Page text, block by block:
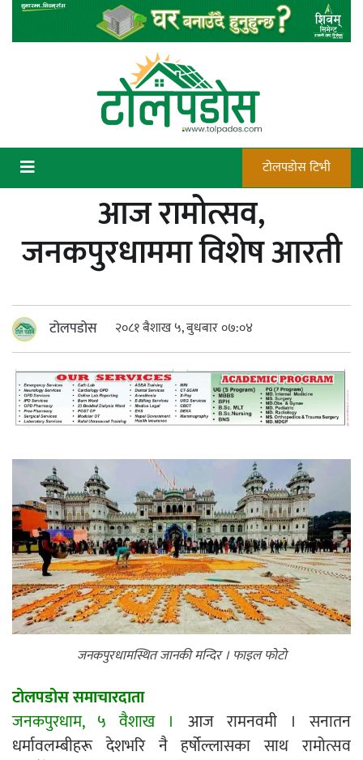
Skip
content
टोलपडोस टिभी
कन्चटमा पेस्तोल तेर्सिँदा पनि प्रयोग गर्न
सक्दैनन् डिएफओले गोली चलाउने अधिकार
न्याय सुनिश्चित गर्न सुरक्षा निकायको दायित्व
महत्त्वपूर्ण हुन्छ : मेयर मण्डल
रौतहटमा चट्याङ लाग्दा एककोे मृत्यु
श्रीमती बलात्कार मुद्दामा श्रीमान्लाई छ महिना
कैद, एक लाख रुपैयाँ क्षतिपूर्ति
एम्बुलेन्सको उपहार भारत र नेपालबीचको निकै
आज रामोत्सव,
जनकपुरधाममा विशेष आरती
टोलपडोस २०८१ बैशाख ५, बुधबार ०७:०४
जनकपुरधामस्थित जानकी मन्दिर । फाइल फोटो
टोलपडोस समाचारदाता
जनकपुरधाम, ५ वैशाख । आज रामनवमी । सनातन
धर्मावलम्बीहरू देशभरि नै हर्षोल्लासका साथ रामोत्सव